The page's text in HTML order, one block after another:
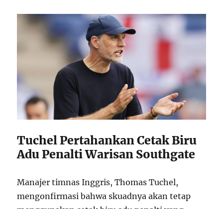
Tuchel Pertahankan Cetak Biru
Adu Penalti Warisan Southgate
Manajer timnas Inggris, Thomas Tuchel,
mengonfirmasi bahwa skuadnya akan tetap